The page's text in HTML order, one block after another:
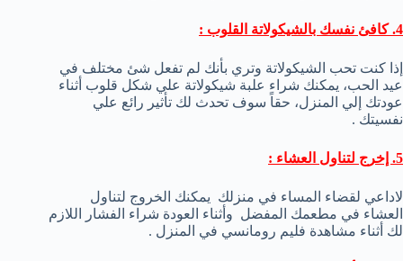
4. كافئ نفسك بالشيكولاتة القلوب :
إذا كنت تحب الشيكولاتة وتري بأنك لم تفعل شئ مختلف في
عيد الحب، يمكنك شراء علبة شيكولاتة علي شكل قلوب أثناء
عودتك إلي المنزل، حقاً سوف تحدث لك تأثير رائع علي
نفسيتك .
5. إخرج لتناول العشاء :
لاداعي لقضاء المساء في منزلك يمكنك الخروج لتناول
العشاء في مطعمك المفضل وأثناء العودة شراء الفشار اللازم
لك أثناء مشاهدة فليم رومانسي في المنزل .